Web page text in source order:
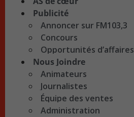
Publicité
Annoncer sur FM103,3
Concours
Opportunités d’affaires
Nous Joindre
Animateurs
Journalistes
Équipe des ventes
Administration